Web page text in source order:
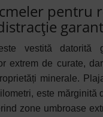
pentru
vestită datorită
extrem de curate,
minerale.
este mărginită
zone umbroase